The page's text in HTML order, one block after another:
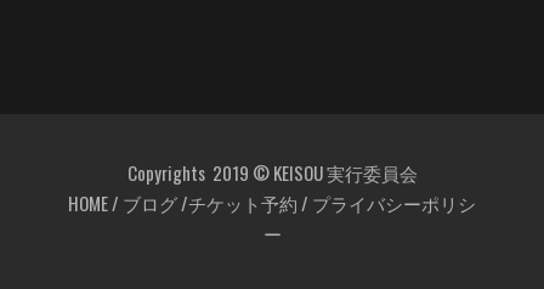
Copyrights 2019 © KEISOU 実行委員会
HOME/ ブログ/チケット予約 / プライバシーポリシ
ー